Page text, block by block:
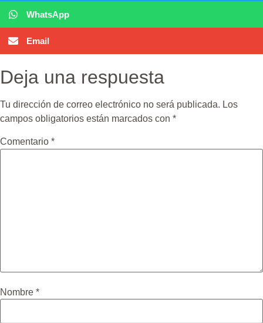
WhatsApp
Email
Deja una respuesta
Tu dirección de correo electrónico no será publicada. Los
campos obligatorios están marcados con *
Comentario *
Nombre *